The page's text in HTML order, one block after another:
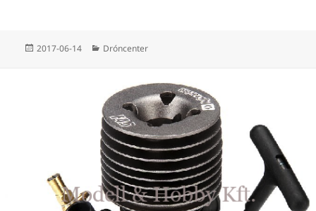
Közzétéve
2017-06-14 Kategória
Dróncenter